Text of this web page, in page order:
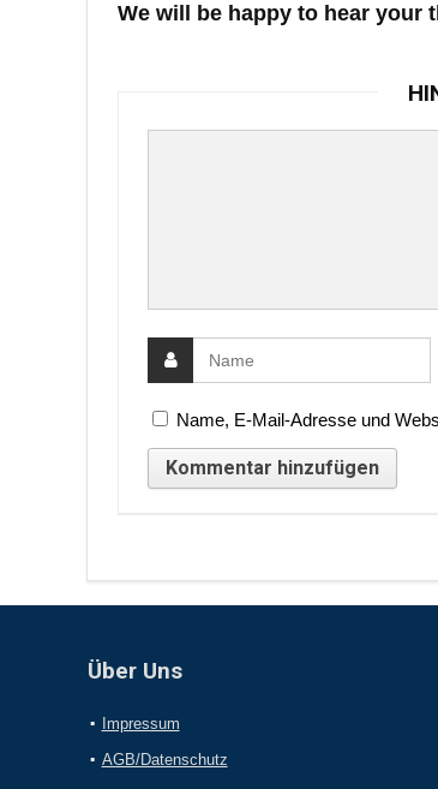
We will be happy to hear your
Name, E-Mail-Adresse und
Über Uns
Impressum
AGB/Datenschutz